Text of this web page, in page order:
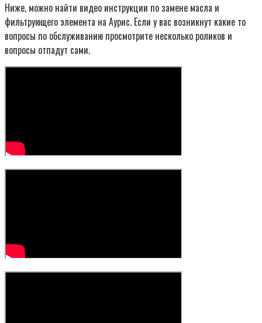
Ниже, можно найти видео инструкции по замене масла и
фильтрующего элемента на Аурис. Если у вас возникнут какие то
вопросы по обслуживанию просмотрите несколько роликов и
вопросы отпадут сами.